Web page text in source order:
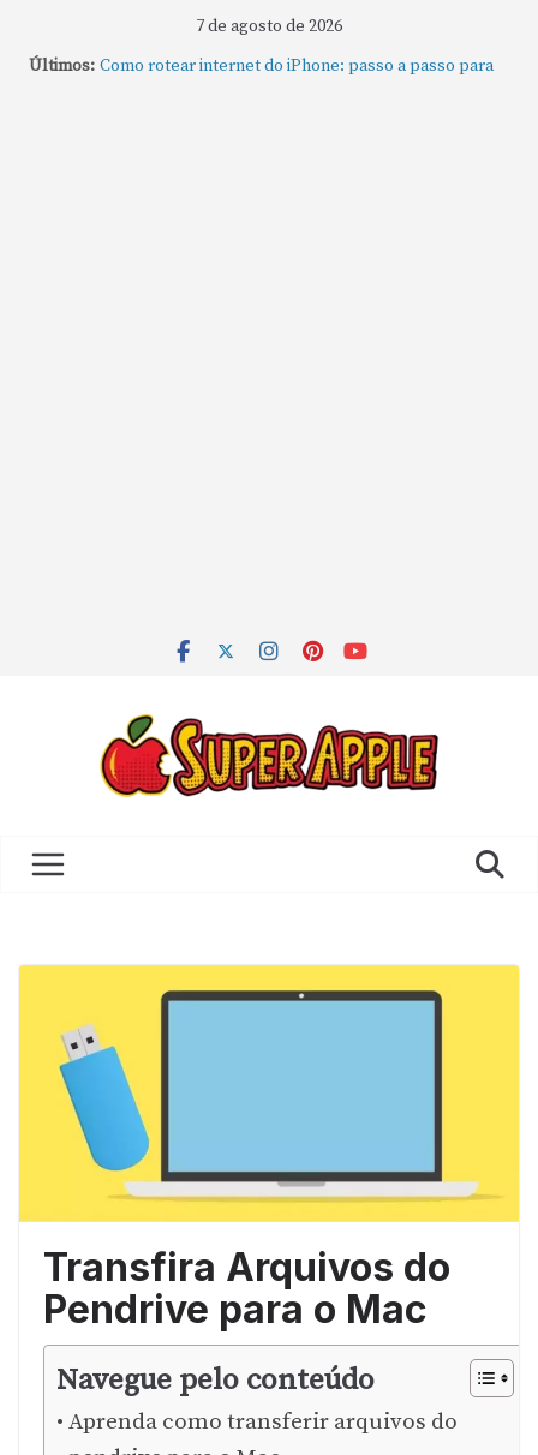
7 de agosto de 2026
Últimos: Como rotear internet do iPhone: passo a passo para
Transfira Arquivos do
Pendrive para o Mac
Navegue pelo conteúdo
Aprenda como transferir arquivos do